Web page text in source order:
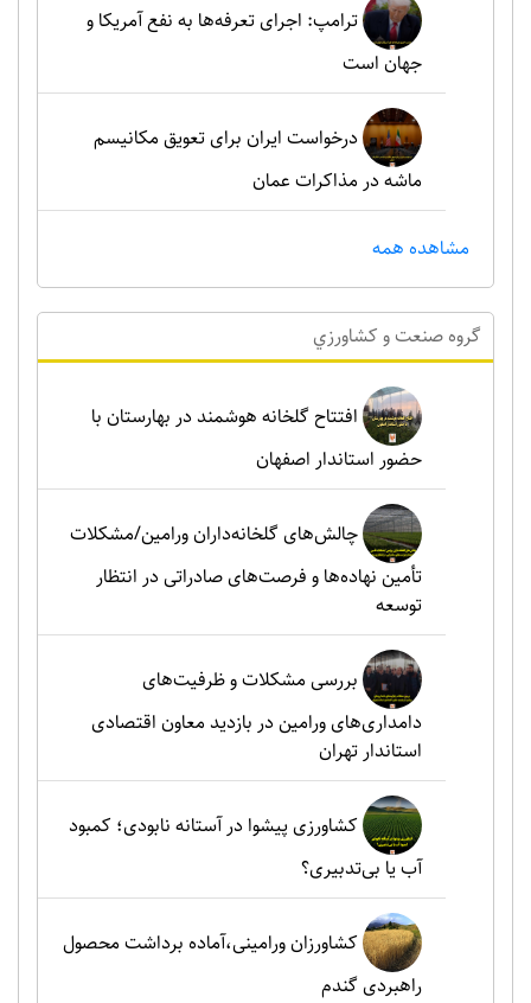
ترامپ: اجرای تعرفه‌ها به نفع آمریکا و
جهان است
درخواست ایران برای تعویق مکانیسم
ماشه در مذاکرات عمان
مشاهده همه
گروه صنعت و کشاورزي
افتتاح گلخانه هوشمند در بهارستان با
حضور استاندار اصفهان
چالش‌های گلخانه‌داران ورامین/مشکلات
تأمین نهاده‌ها و فرصت‌های صادراتی در انتظار
توسعه
بررسی مشکلات و ظرفیت‌های
دامداری‌های ورامین در بازدید معاون اقتصادی
استاندار تهران
کشاورزی پیشوا در آستانه نابودی؛ کمبود
آب یا بی‌تدبیری؟
کشاورزان ورامینی،آماده برداشت محصول
راهبردی گندم